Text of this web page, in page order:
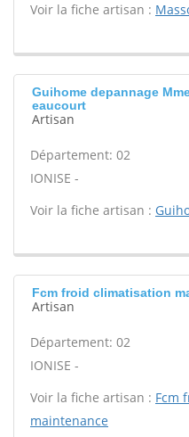
Voir la fiche artisan :
Guihome depannage
eaucourt
Artisan
Département: 02
IONISE -
Voir la fiche artisan :
Fcm froid climatisation
Artisan
Département: 02
IONISE -
Voir la fiche artisan : Fcm
maintenance